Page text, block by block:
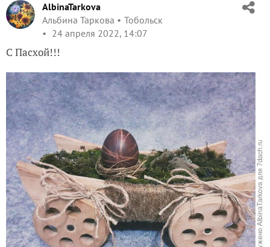
AlbinaTarkova
Альбина Таркова
Тобольск
24 апреля 2022, 14:07
С Пасхой!!!